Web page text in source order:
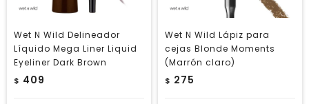
Wet N Wild Delineador
Líquido Mega Liner Liquid
Eyeliner Dark Brown
$ 409
Wet N Wild Lápiz para
cejas Blonde Moments
(Marrón claro)
$ 275